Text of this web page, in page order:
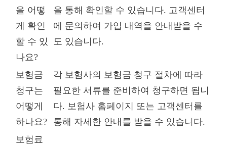
을 어떻
게 확인
할 수 있
나요?
을 통해 확인할 수 있습니다. 고객센터
에 문의하여 가입 내역을 안내받을 수
도 있습니다.
보험금
청구는
어떻게
하나요?
각 보험사의 보험금 청구 절차에 따라
필요한 서류를 준비하여 청구하면 됩니
다. 보험사 홈페이지 또는 고객센터를
통해 자세한 안내를 받을 수 있습니다.
보험료